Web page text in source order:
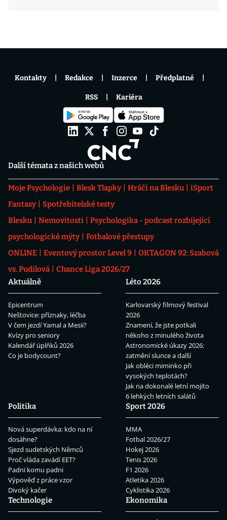
Další témata z našich webů
Moje Psychologie Blesk Tlapky Hráči na Blesku
iSport
Fantasy
Spotřebitelské testy
Blesku
Nemovitosti
Psychologika - podcast rozbíjející
psychologické mýty
Fotbalové přestupy
ONLINE
Eventový prostor Level 9
OKTAGON 92: Szabová
vs. Pudilová
Chance Liga 2026/27
Aktuálně
Epicentrum
Neštovice: příznaky, léčba
V čem jezdí Yamal a Mesii?
Kvízy pro seniory
Kalendář úplňků 2026
Co je bodycount?
Léto 2026
Karlovarský filmový festival
2026
Znamení, že jste potkali
někoho z minulého života
Astronomické úkazy 2026:
zatmění slunce a další
Jak obléci miminko při
vysokých teplotách?
Jak na dokonalé letní mojito
6 lehkých letních salátů
Politika
Nová superdávka: kdo na ní
dosáhne?
Sjezd sudetských Němců
Proč vláda zavádí EET?
Padni komu padni
Výpověď z práce vzor
Divoký kačer
Sport 2026
MMA
Fotbal 2026/27
Hokej 2026
Tenis 2026
F1 2026
Atletika 2026
Cyklistika 2026
Technologie
Ekonomika
Kontakty Redakce Inzerce Předplatné
RSS Kariéra